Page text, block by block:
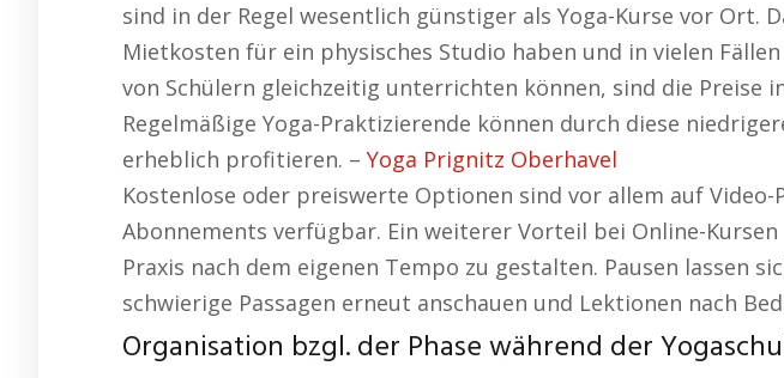
sind in der Regel wesentlich günstiger als Yoga-Kurse vor Ort.
Mietkosten für ein physisches Studio haben und in vielen
von Schülern gleichzeitig unterrichten können, sind die Preise
Regelmäßige Yoga-Praktizierende können durch diese
erheblich profitieren. – Yoga Prignitz Oberhavel
Kostenlose oder preiswerte Optionen sind vor allem auf
Abonnements verfügbar. Ein weiterer Vorteil bei Online-
Praxis nach dem eigenen Tempo zu gestalten. Pausen lassen
schwierige Passagen erneut anschauen und Lektionen nach
Organisation bzgl. der Phase während der